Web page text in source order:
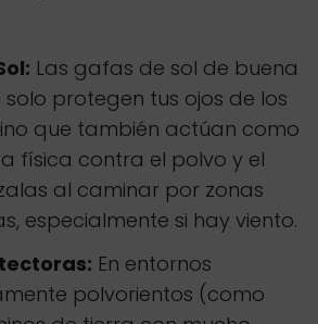
Las gafas de sol de buena
protegen tus ojos de los
que también actúan como
física contra el polvo y el
al caminar por zonas
especialmente si hay viento.
En entornos
polvorientos (como